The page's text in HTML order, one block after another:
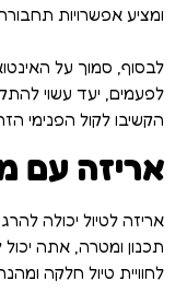
ומציע אפשרויות
לבסוף, סמוך על
לפעמים, יעד עשוי
הקשיבו לקול הפנימי
אריזה עם
אריזה לטיול יכולה
תכנון ומטרה, אתה
לחוויית טיול חלקה